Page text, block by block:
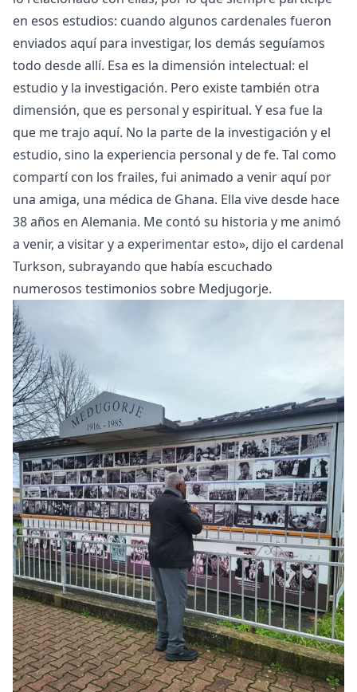
en esos estudios: cuando algunos cardenales fueron
enviados aquí para investigar, los demás seguíamos
todo desde allí. Esa es la dimensión intelectual: el
estudio y la investigación. Pero existe también otra
dimensión, que es personal y espiritual. Y esa fue la
que me trajo aquí. No la parte de la investigación y el
estudio, sino la experiencia personal y de fe. Tal como
compartí con los frailes, fui animado a venir aquí por
una amiga, una médica de Ghana. Ella vive desde hace
38 años en Alemania. Me contó su historia y me animó
a venir, a visitar y a experimentar esto», dijo el cardenal
Turkson, subrayando que había escuchado
numerosos testimonios sobre Medjugorje.